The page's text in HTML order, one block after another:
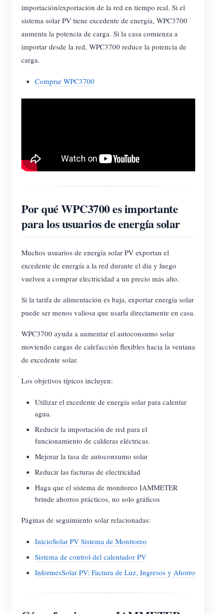
importación/exportación de la red en tiempo real. Si el
sistema solar PV tiene excedente de energía, WPC3700
aumenta la potencia de carga. Si la casa comienza a
importar desde la red, WPC3700 reduce la potencia de
carga.
Comprar WPC3700
Por qué WPC3700 es importante
para los usuarios de energía solar
Muchos usuarios de energía solar PV exportan el
excedente de energía a la red durante el día y luego
vuelven a comprar electricidad a un precio más alto.
Si la tarifa de alimentación es baja, exportar energía solar
puede ser menos valiosa que usarla directamente en casa.
WPC3700 ayuda a aumentar el autoconsumo solar
moviendo cargas de calefacción flexibles hacia la ventana
de excedente solar.
Los objetivos típicos incluyen:
Utilizar el excedente de energía solar para calentar
agua.
Reducir la importación de red para el
funcionamiento de calderas eléctricas.
Mejorar la tasa de autoconsumo solar
Reducir las facturas de electricidad
Haga que el sistema de monitoreo IAMMETER
brinde ahorros prácticos, no solo gráficos
Páginas de seguimiento solar relacionadas:
InicioSolar PV Sistema de Monitoreo
Sistema de control del calentador PV
InformesSolar PV: Factura de Luz, Ingresos y Ahorro